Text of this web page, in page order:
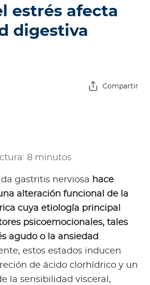
estrés afecta
digestiva
Compartir
8 minutos
gastritis nerviosa hace
alteración funcional de la
cuya etiología principal
psicoemocionales, tales
agudo o la ansiedad.
estos estados inducen
de ácido clorhídrico y un
la sensibilidad visceral,